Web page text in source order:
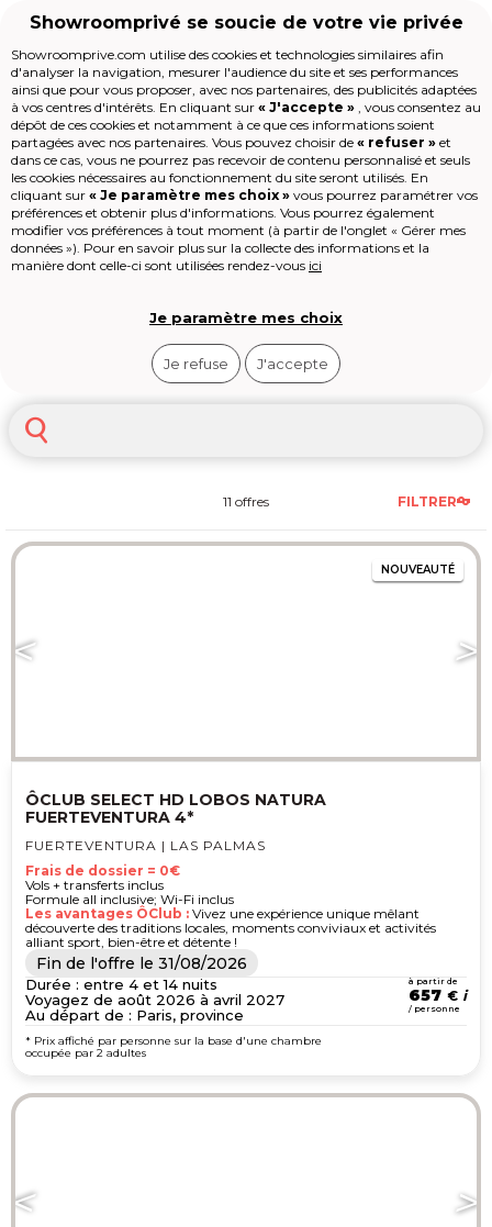
Accueil
Les jours de la Maison
Mode
Voyages
Enfant
Beauté
Sport
Shop-it
Voyages All inclusive / tout compris All inclusive / tout compris
Séjour tout compris Iles
canaries
Les Canaries séduisent avec plus de
250 hôtels et clubs all inclusive
répartis sur 7 îles au large des côtes
africaines. L’archipel espagnol combine
et climat subtropical baptisé «
oscillent entre 18 et 28 °C toute l’année,
avec 300 jours d’ensoleillement annuel.
Fuerteventura Tenerife
11 offres FILTRER
NOUVEAUTÉ
ÔCLUB SELECT HD LOBOS NATURA
FUERTEVENTURA 4*
FUERTEVENTURA | LAS PALMAS
Frais de dossier = 0€
Vols + transferts inclus
Formule all inclusive; Wi-Fi inclus
Les avantages ÔClub : Vivez une expérience unique mêlant
découverte des traditions locales, moments conviviaux et activités
alliant sport, bien-être et détente !
Fin de l'offre le 31/08/2026
Durée : entre 4 et 14 nuits
Voyagez de août 2026 à avril 2027
Au départ de : Paris, province
à partir de
657 €
/ personne
* Prix affiché par personne sur la base d'une chambre
occupée par 2 adultes
Showroomprivé se soucie de votre vie privée
Showroomprive.com utilise des cookies et technologies similaires afin
d'analyser la navigation, mesurer l'audience du site et ses performances
ainsi que pour vous proposer, avec nos partenaires, des publicités adaptées
à vos centres d'intérêts. En cliquant sur « J'accepte » , vous consentez au
dépôt de ces cookies et notamment à ce que ces informations soient
partagées avec nos partenaires. Vous pouvez choisir de « refuser » et
dans ce cas, vous ne pourrez pas recevoir de contenu personnalisé et seuls
les cookies nécessaires au fonctionnement du site seront utilisés. En
cliquant sur « Je paramètre mes choix » vous pourrez paramétrer vos
préférences et obtenir plus d'informations. Vous pourrez également
modifier vos préférences à tout moment (à partir de l'onglet « Gérer mes
données »). Pour en savoir plus sur la collecte des informations et la
manière dont celle-ci sont utilisées rendez-vous ici
Je paramètre mes choix
Je refuse J'accepte